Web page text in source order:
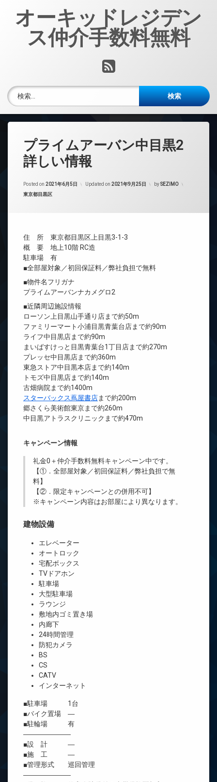
オーキッドレジデン
ス仲介手数料無料
RSS
検索:
プライムアーバン中目黒2
詳しい情報
Posted on 2021年6月5日 Updated on 2021年9月25日 bySEZIMO
カテゴリー:
東京都目黒区
住 所 東京都目黒区上目黒3-1-3
概 要 地上10階 RC造
駐車場 有
■全部屋対象／初回保証料／弊社負担で無料
■物件名フリガナ
プライムアーバンナカメグロ2
■近隣周辺施設情報
ローソン上目黒山手通り店まで約50m
ファミリーマート小浦目黒青葉台店まで約90m
ライフ中目黒店まで約90m
まいばすけっと目黒青葉台1丁目店まで約270m
プレッセ中目黒店まで約360m
東急ストア中目黒本店まで約140m
トモズ中目黒店まで約140m
古畑病院まで約1400m
スターバックス蔦屋書店まで約200m
郷さくら美術館東京まで約260m
中目黒アトラスクリニックまで約470m
キャンペーン情報
礼金0 ＋仲介手数料無料キャンペーン中です。
【①．全部屋対象／初回保証料／弊社負担で無
料】
【②．限定キャンペーンとの併用不可】
※キャンペーン内容はお部屋により異なります。
建物設備
エレベーター
オートロック
宅配ボックス
TVドアホン
駐車場
大型駐車場
ラウンジ
敷地内ゴミ置き場
内廊下
24時間管理
防犯カメラ
BS
CS
CATV
インターネット
■駐車場 1台
■バイク置場 ―
■駐輪場 有
―――――――
■設 計 ―
■施 工 ―
■管理形式 巡回管理
―――――――